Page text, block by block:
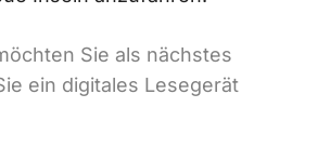
Sie als nächstes
ein digitales Lesegerät